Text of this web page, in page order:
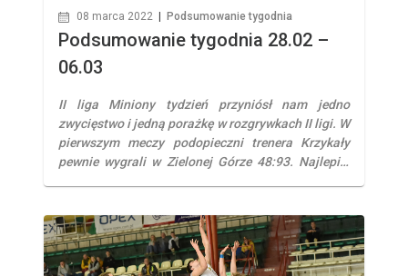
08 marca 2022 Podsumowanie tygodnia
Podsumowanie tygodnia 28.02 –
06.03
II liga Miniony tydzień przyniósł nam jedno
zwycięstwo i jedną porażkę w rozgrywkach II ligi. W
pierwszym meczy podopieczni trenera Krzykały
pewnie wygrali w Zielonej Górze 48:93. Najlepiej
musieliśmy uznać wyższość ekipy z Kątów
Wrocławskich, która wygrała z nami 97:65. W tym
[…]